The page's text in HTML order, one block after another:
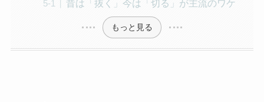
昔は「抜く」今は「切る」が主流のワケ
もっと見る